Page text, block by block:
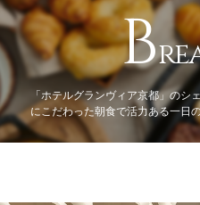
B
「ホテルグランヴィア京都」の
にこだわった朝食で活力ある一日